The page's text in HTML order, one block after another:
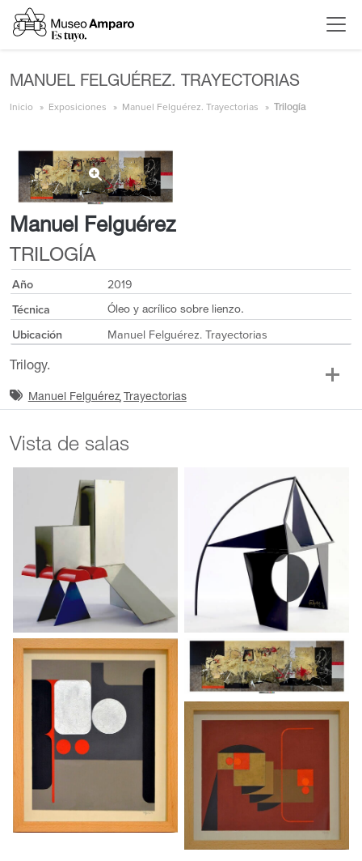
MANUEL FELGUÉREZ. TRAYECTORIAS
Inicio Exposiciones Manuel Felguérez. Trayectorias Trilogía
Manuel Felguérez
TRILOGÍA
Año
2019
Técnica
Óleo y acrílico sobre lienzo.
Ubicación Manuel Felguérez. Trayectorias
Trilogy.
Manuel Felguérez Trayectorias
Vista de salas